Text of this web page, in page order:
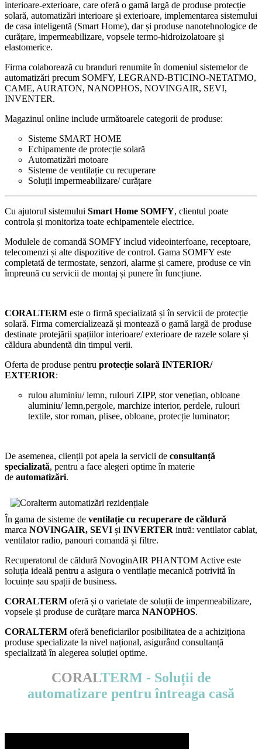
interioare-exterioare, care oferă o gamă largă de produse protecție
solară, automatizări interioare și exterioare, implementarea sistemului
de casa inteligentă (Smart Home), dar și produse nanotehnologice de
curățare, impermeabilizare, vopsele termo-hidroizolatoare și
elastomerice.
Firma colaborează cu branduri renumite în domeniul sistemelor de
automatizări precum SOMFY, LEGRAND-BTICINO-NETATMO,
CAME, AURATON, NANOPHOS, NOVINGAIR, SEVI,
INVENTER.
Magazinul online include următoarele categorii de produse:
Sisteme SMART HOME
Echipamente de protecție solară
Automatizări motoare
Sisteme de ventilație cu recuperare
Soluții impermeabilizare/ curățare
Cu ajutorul sistemului Smart Home SOMFY, clientul poate
controla și monitoriza toate echipamentele electrice.
Modulele de comandă SOMFY includ videointerfoane, receptoare,
telecomenzi și alte dispozitive de control. Gama SOMFY este
completată de termostate, senzori, alarme și camere, produse ce vin
împreună cu servicii de montaj și punere în funcțiune.
CORALTERM este o firmă specializată și în servicii de protecție
solară. Firma comercializează și montează o gamă largă de produse
destinate protejării spațiilor interioare/ exterioare de razele solare și
căldura abundentă din timpul verii.
Oferta de produse pentru protecție solară INTERIOR/
EXTERIOR:
rulou aluminiu/ lemn, rulouri ZIPP, stor venețian, obloane
aluminiu/ lemn,pergole, marchize interior, perdele, rulouri
textile, stor roman, plisee, obloane, protecție luminator;
De asemenea, clienții pot apela la servicii de consultanță
specializată, pentru a face alegeri optime în materie
de automatizări.
În gama de sisteme de ventilație cu recuperare de căldură
marca NOVINGAIR, SEVI și INVERTER intră: ventilator cablat,
ventilator radio, panouri comandă și filtre.
Recuperatorul de căldură NovoginAIR PHANTOM Active este
soluția ideală pentru a asigura o ventilație mecanică potrivită în
locuințe sau spații de business.
CORALTERM oferă și o varietate de soluții de impermeabilizare,
vopsele și produse de curățare marca NANOPHOS.
CORALTERM oferă beneficiarilor posibilitatea de a achiziționa
produse specializate la nivel național, asigurând consultanță
specializată în alegerea soluției optime.
CORALTERM - Soluții de
automatizare pentru întreaga casă